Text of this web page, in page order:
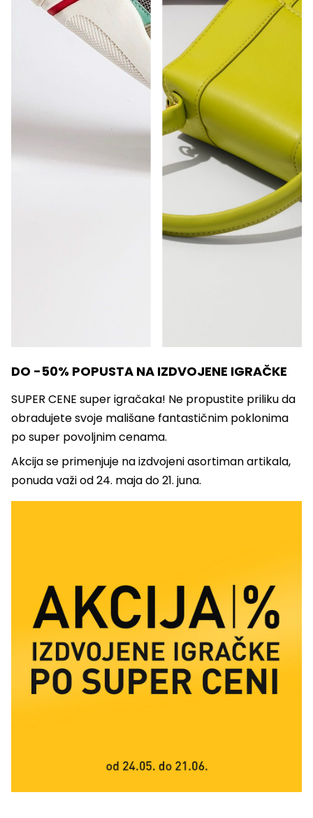
DO -50% POPUSTA NA IZDVOJENE IGRAČKE
SUPER CENE super igračaka! Ne propustite priliku da
obradujete svoje mališane fantastičnim poklonima
po super povoljnim cenama.
Akcija se primenjuje na izdvojeni asortiman artikala,
ponuda važi od 24. maja do 21. juna.